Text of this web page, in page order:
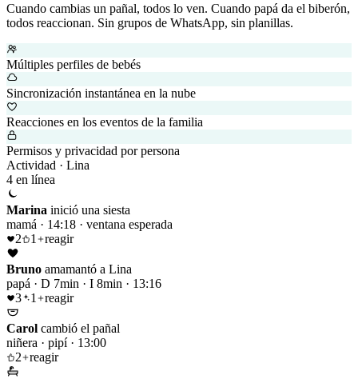
Cuando cambias un pañal, todos lo ven. Cuando papá da el biberón,
todos reaccionan. Sin grupos de WhatsApp, sin planillas.
Múltiples perfiles de bebés
Sincronización instantánea en la nube
Reacciones en los eventos de la familia
Permisos y privacidad por persona
Actividad · Lina
4 en línea
Marina inició una siesta
mamá · 14:18 · ventana esperada
2
1 reagir
Bruno amamantó a Lina
papá · D 7min · I 8min · 13:16
3
1 reagir
Carol cambió el pañal
niñera · pipí · 13:00
2
reagir